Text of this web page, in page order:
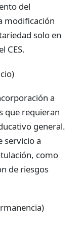
del
modificación
solo en
CES.
a
que requieran
general.
servicio a
como
de riesgos